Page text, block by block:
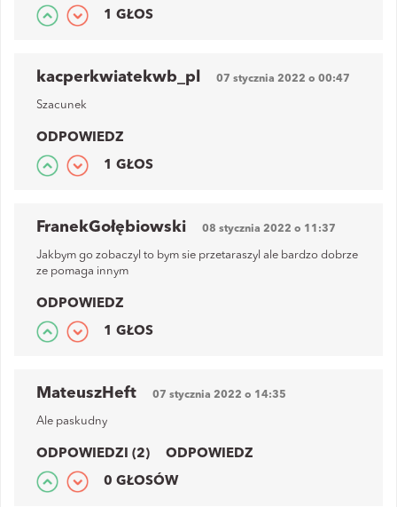
1 GŁOS
kacperkwiatekwb_pl 07 stycznia 2022 o 00:47
Szacunek
ODPOWIEDZ
1 GŁOS
FranekGołębiowski 08 stycznia 2022 o 11:37
Jakbym go zobaczyl to bym sie przetaraszyl ale bardzo dobrze
ze pomaga innym
ODPOWIEDZ
1 GŁOS
MateuszHeft 07 stycznia 2022 o 14:35
Ale paskudny
ODPOWIEDZI (2) ODPOWIEDZ
0 GŁOSÓW